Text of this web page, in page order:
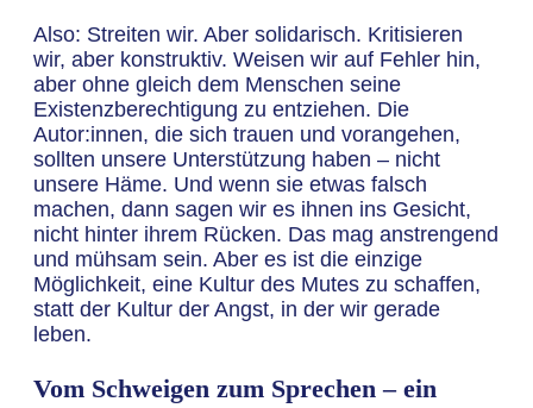
Also: Streiten wir. Aber solidarisch. Kritisieren
wir, aber konstruktiv. Weisen wir auf Fehler hin,
aber ohne gleich dem Menschen seine
Existenzberechtigung zu entziehen. Die
Autor:innen, die sich trauen und vorangehen,
sollten unsere Unterstützung haben – nicht
unsere Häme. Und wenn sie etwas falsch
machen, dann sagen wir es ihnen ins Gesicht,
nicht hinter ihrem Rücken. Das mag anstrengend
und mühsam sein. Aber es ist die einzige
Möglichkeit, eine Kultur des Mutes zu schaffen,
statt der Kultur der Angst, in der wir gerade
leben.
Vom Schweigen zum Sprechen – ein